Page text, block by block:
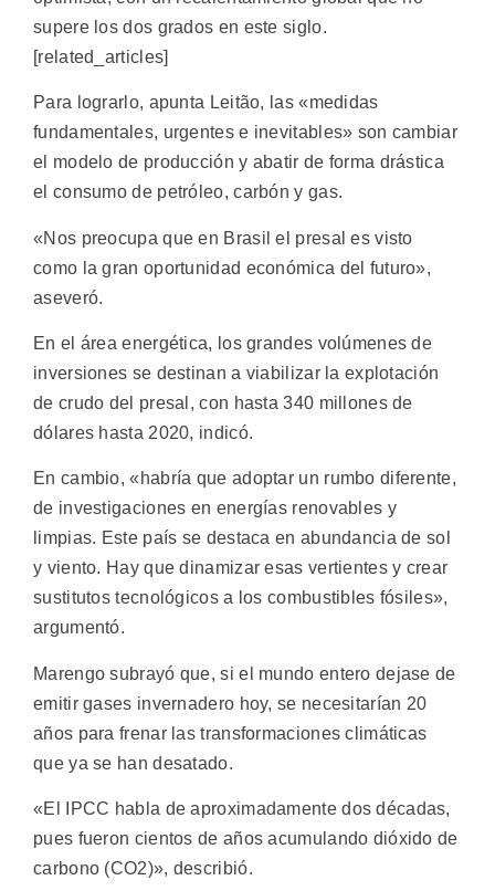
supere los dos grados en este siglo.
[related_articles]
Para lograrlo, apunta Leitão, las «medidas
fundamentales, urgentes e inevitables» son cambiar
el modelo de producción y abatir de forma drástica
el consumo de petróleo, carbón y gas.
«Nos preocupa que en Brasil el presal es visto
como la gran oportunidad económica del futuro»,
aseveró.
En el área energética, los grandes volúmenes de
inversiones se destinan a viabilizar la explotación
de crudo del presal, con hasta 340 millones de
dólares hasta 2020, indicó.
En cambio, «habría que adoptar un rumbo diferente,
de investigaciones en energías renovables y
limpias. Este país se destaca en abundancia de sol
y viento. Hay que dinamizar esas vertientes y crear
sustitutos tecnológicos a los combustibles fósiles»,
argumentó.
Marengo subrayó que, si el mundo entero dejase de
emitir gases invernadero hoy, se necesitarían 20
años para frenar las transformaciones climáticas
que ya se han desatado.
«El IPCC habla de aproximadamente dos décadas,
pues fueron cientos de años acumulando dióxido de
carbono (CO2)», describió.